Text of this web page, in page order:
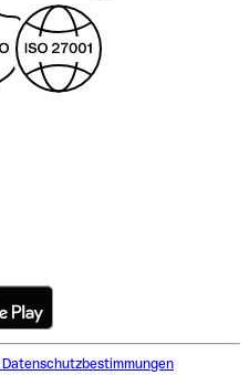
Datenschutzbestimmungen